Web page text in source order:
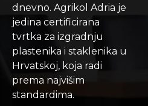
dnevno. Agrikol Adria je
jedina certificirana
tvrtka za izgradnju
plastenika i staklenika u
Hrvatskoj, koja radi
prema najvišim
standardima.